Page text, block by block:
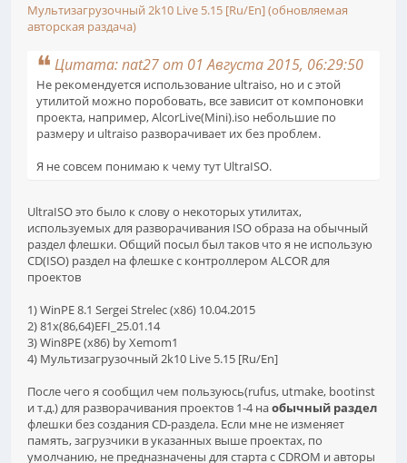
Мультизагрузочный 2k10 Live 5.15 [Ru/En] (обновляемая
авторская раздача)
Цитата: nat27 от 01 Августа 2015, 06:29:50
Не рекомендуется использование ultraiso, но и с этой
утилитой можно поробовать, все зависит от компоновки
проекта, например, AlcorLive(Mini).iso небольшие по
размеру и ultraiso разворачивает их без проблем.
Я не совсем понимаю к чему тут UltraISO.
UltraISO это было к слову о некоторых утилитах,
используемых для разворачивания ISO образа на обычный
раздел флешки. Общий посыл был таков что я не использую
CD(ISO) раздел на флешке с контроллером ALCOR для
проектов
1) WinPE 8.1 Sergei Strelec (х86) 10.04.2015
2) 81x(86,64)EFI_25.01.14
3) Win8PE (x86) by Xemom1
4) Мультизагрузочный 2k10 Live 5.15 [Ru/En]
После чего я сообщил чем пользуюсь(rufus, utmake, bootinst
и т.д.) для разворачивания проектов 1-4 наобычный раздел
флешки без создания CD-раздела. Если мне не изменяет
память, загрузчики в указанных выше проектах, по
умолчанию, не предназначены для старта с CDROM и авторы